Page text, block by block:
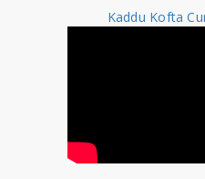
Kaddu Kofta